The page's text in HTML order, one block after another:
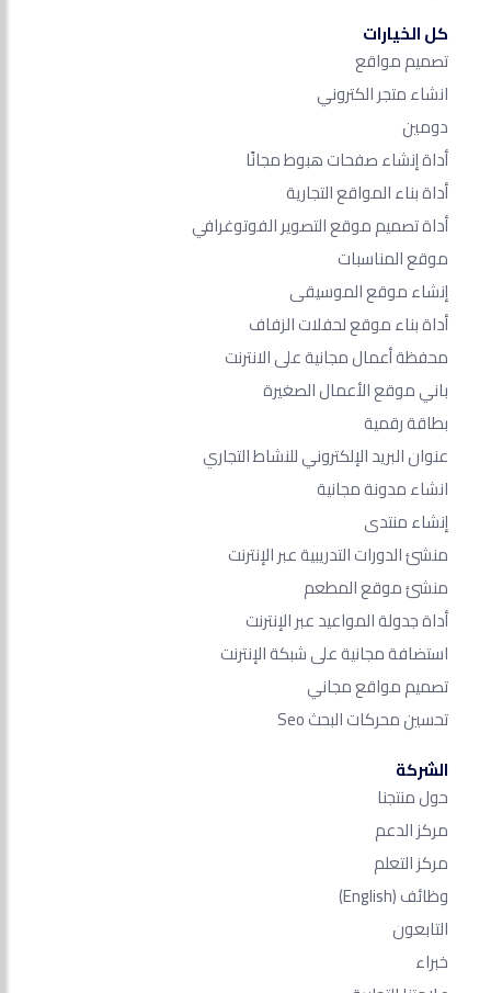
كل الخيارات
تصميم مواقع
انشاء متجر الكتروني
دومين
أداة إنشاء صفحات هبوط مجانًا
أداة بناء المواقع التجارية
أداة تصميم موقع التصوير الفوتوغرافي
موقع المناسبات
إنشاء موقع الموسيقى
أداة بناء موقع لحفلات الزفاف
محفظة أعمال مجانية على الانترنت
باني موقع الأعمال الصغيرة
بطاقة رقمية
عنوان البريد الإلكتروني للنشاط التجاري
انشاء مدونة مجانية
إنشاء منتدى
منشئ الدورات التدريبية عبر الإنترنت
منشئ موقع المطعم
أداة جدولة المواعيد عبر الإنترنت
استضافة مجانية على شبكة الإنترنت
تصميم مواقع مجاني
تحسين محركات البحث Seo​
الشركة
حول منتجنا
مركز الدعم
مركز التعلم
وظائف(English)
التابعون
خبراء